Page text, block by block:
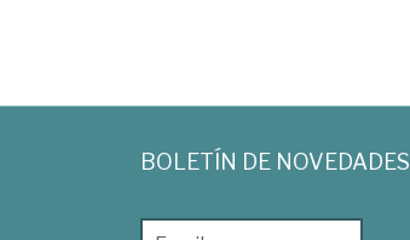
BOLETÍN DE NOVEDADES